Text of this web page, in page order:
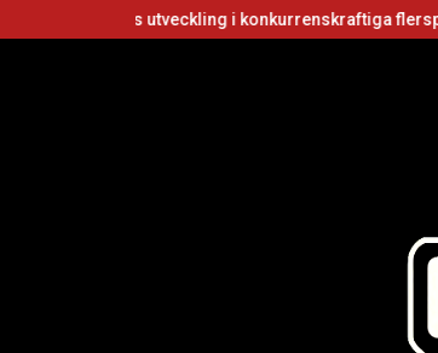
utveckling i konkurrenskraftiga flerspelarvideospel